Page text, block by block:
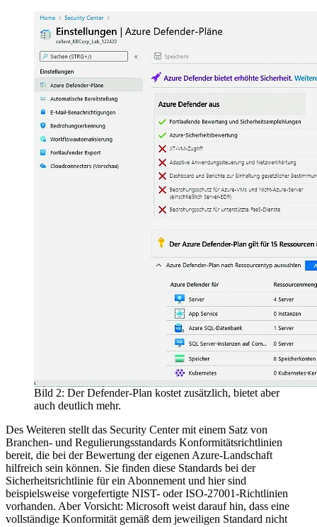
Bild 2: Der Defender-Plan kostet zusätzlich, bietet aber
auch deutlich mehr.
Des Weiteren stellt das Security Center mit einem Satz von
Branchen- und Regulierungsstandards Konformitätsrichtlinien
bereit, die bei der Bewertung der eigenen Azure-Landschaft
hilfreich sein können. Sie finden diese Standards bei der
Sicherheitsrichtlinie für ein Abonnement und hier sind
beispielsweise vorgefertigte NIST- oder ISO-27001-Richtlinien
vorhanden. Aber Vorsicht: Microsoft weist darauf hin, dass eine
vollständige Konformität gemäß dem jeweiligen Standard nicht